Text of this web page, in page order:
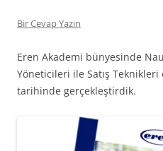
Bir Cevap Yazın
Eren Akademi bünyesinde
Yöneticileri ile Satış
tarihinde gerçekleştirdik.